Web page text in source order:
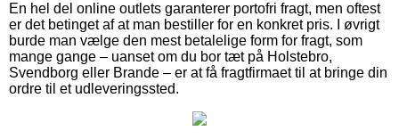
En hel del online outlets garanterer portofri fragt, men oftest
er det betinget af at man bestiller for en konkret pris. I øvrigt
burde man vælge den mest betalelige form for fragt, som
mange gange – uanset om du bor tæt på Holstebro,
Svendborg eller Brande – er at få fragtfirmaet til at bringe din
ordre til et udleveringssted.